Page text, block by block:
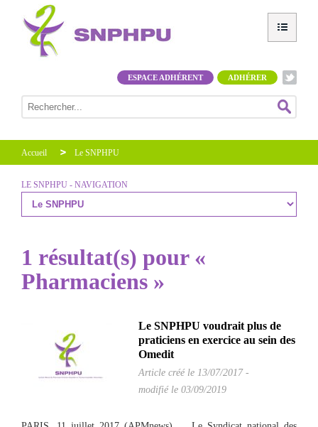
ADHÉRER
ESPACE ADHÉRENT
Accueil Le SNPHPU
LE SNPHPU - NAVIGATION
1 résultat(s) pour «
Pharmaciens »
Le SNPHPU voudrait plus de
praticiens en exercice au sein des
Omedit
Article créé le 13/07/2017-
modifié le 03/09/2019